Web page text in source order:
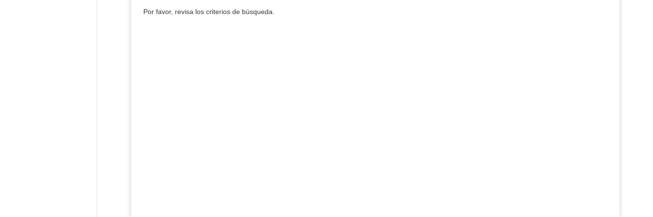
Por favor, revisa los criterios de búsqueda.